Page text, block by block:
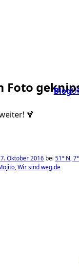
Blog
Foto
🍹
Oktober 2016 bei 51° N,7°
Wir sind weg.de